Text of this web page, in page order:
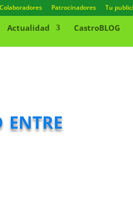
Colaboradores Patrocinadores Tu
Actualidad CastroBLOG
entre